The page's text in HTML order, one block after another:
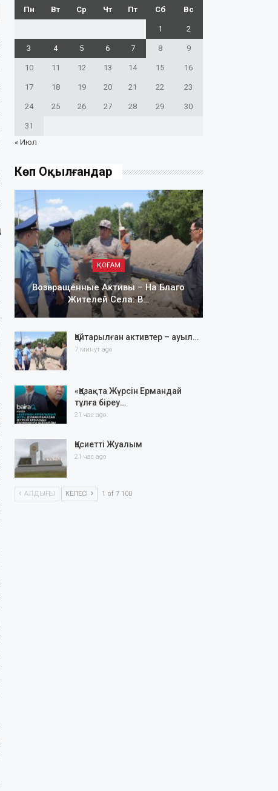
Пн Вт Ср Чт Пт Сб Вс
1 2
3 4 5 6 7 8 9
10 11 12 13 14 15 16
17 18 19 20 21 22 23
24 25 26 27 28 29 30
31
« Июл
Көп Оқылғандар
ҚОҒАМ
Возвращённые Активы – На Благо
Жителей Села: В…
Қайтарылған активтер – ауыл…
7 минут ago
«Қазақта Жүрсін Ермандай
тұлға біреу…
21 час ago
Қасиетті Жуалым
21 час ago
АЛДЫҢҒЫ КЕЛЕСІ 1 of 7 100